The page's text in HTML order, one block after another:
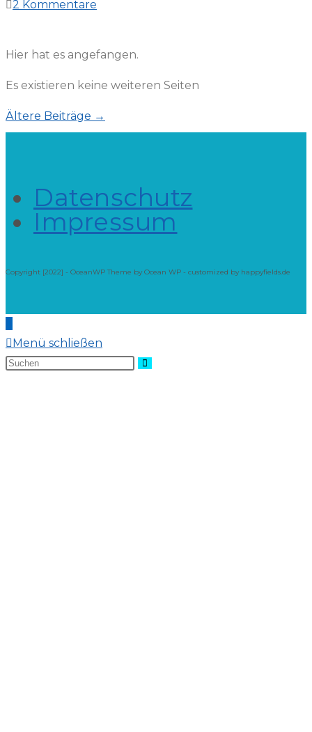
2 Kommentare
Hier hat es angefangen.
Es existieren keine weiteren Seiten
Ältere Beiträge →
Datenschutz
Impressum
Copyright [2022] - OceanWP Theme by Ocean WP - customized by happyfields.de
Menü schließen